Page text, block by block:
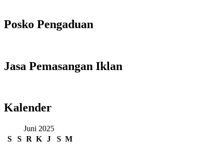
Posko Pengaduan
Jasa Pemasangan Iklan
Kalender
Juni 2025
S
S R K J S M